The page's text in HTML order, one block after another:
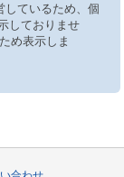
しているため、個
しておりませ
め表示しま